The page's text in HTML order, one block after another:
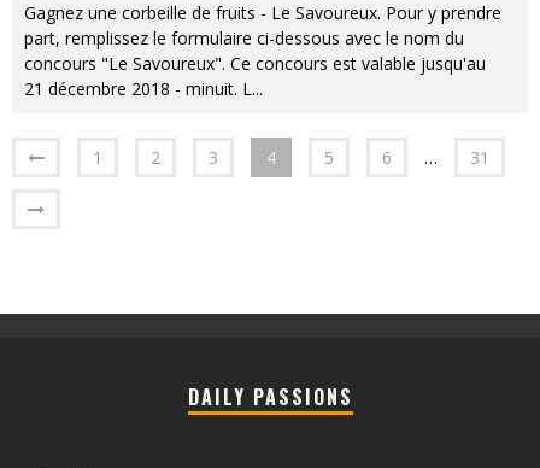
Gagnez une corbeille de fruits - Le Savoureux. Pour y prendre
part, remplissez le formulaire ci-dessous avec le nom du
concours "Le Savoureux". Ce concours est valable jusqu'au
21 décembre 2018 - minuit. L...
1 2 3 4 5 6 … 31
DAILY PASSIONS